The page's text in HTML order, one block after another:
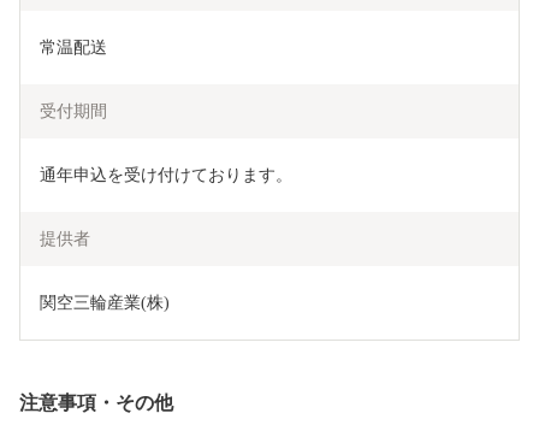
常温配送
受付期間
通年申込を受け付けております。
提供者
関空三輪産業(株)
注意事項・その他